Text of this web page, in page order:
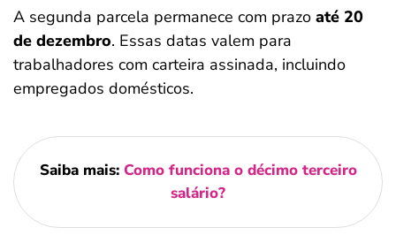
A segunda parcela permanece com prazo até 20
de dezembro. Essas datas valem para
trabalhadores com carteira assinada, incluindo
empregados domésticos.
Saiba mais: Como funciona o décimo terceiro
salário?